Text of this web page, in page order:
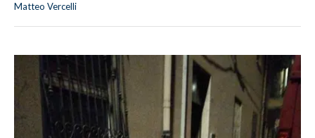
Matteo Vercelli